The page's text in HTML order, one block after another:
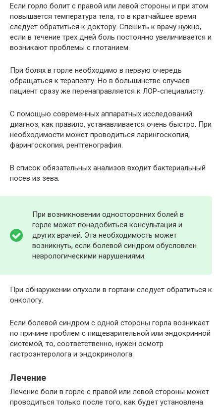
Если горло болит с правой или левой стороны и при этом
повышается температура тела, то в кратчайшее время
следует обратиться к доктору. Спешить к врачу нужно,
если в течение трех дней боль постоянно увеличивается и
возникают проблемы с глотанием.
При болях в горле необходимо в первую очередь
обращаться к терапевту. Но в большинстве случаев
пациент сразу же перенаправляется к ЛОР-специалисту.
С помощью современных аппаратных исследований
диагноз, как правило, устанавливается очень быстро. При
необходимости может проводиться ларингоскопия,
фарингоскопия, рентгенография.
В список обязательных анализов входит бактериальный
посев из зева.
При возникновении односторонних болей в
горле может понадобиться консультация и
других врачей. Эта необходимость может
возникнуть, если болевой синдром обусловлен
неврологическими нарушениями.
При обнаружении опухоли в гортани следует обратиться к
онкологу.
Если болевой синдром с одной стороны горла возникает
по причине проблем с пищеварительной или эндокринной
системой, то, соответственно, нужен осмотр
гастроэнтеролога и эндокринолога.
Лечение
Лечение боли в горле с правой или левой стороны может
проводиться только после того, как будет установлена